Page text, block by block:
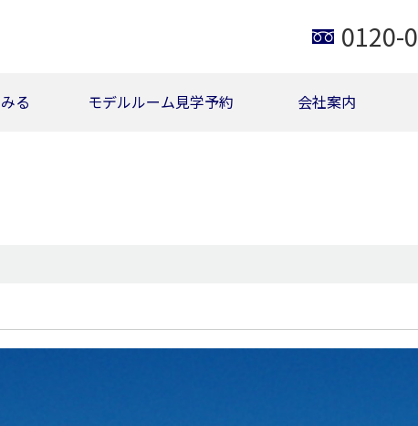
0120-
る モデルルーム見学予約 会社案内